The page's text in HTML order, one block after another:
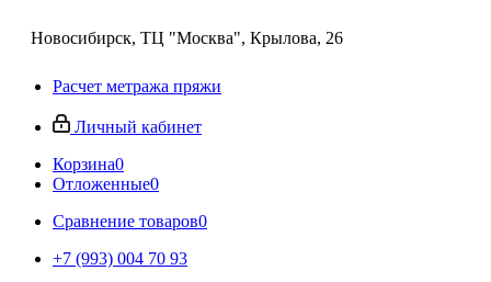
Новосибирск, ТЦ "Москва", Крылова, 26
Расчет метража пряжи
Личный кабинет
Корзина0
Отложенные0
Сравнение товаров0
+7 (993) 004 70 93